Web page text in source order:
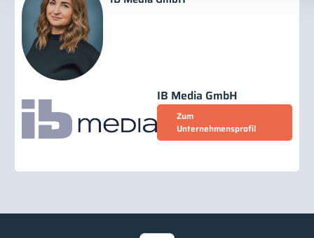
IB Media GmbH
Zum
Unternehmensprofil